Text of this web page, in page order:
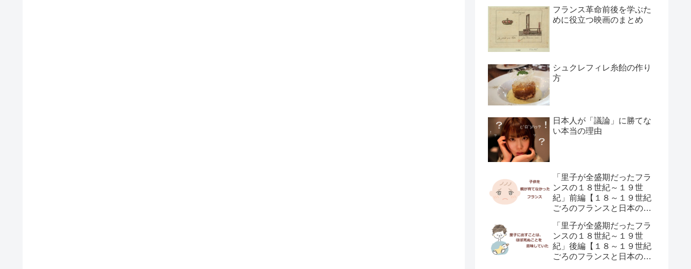
フランス革命前後を学ぶた
めに役立つ映画のまとめ
シュクレフィレ糸飴の作り
方
日本人が「議論」に勝てな
い本当の理由
「里子が全盛期だったフラ
ンスの１８世紀～１９世
紀」前編【１８～１９世紀
ごろのフランスと日本の子
「里子が全盛期だったフラ
ンスの１８世紀～１９世
紀」後編【１８～１９世紀
ごろのフランスと日本の子